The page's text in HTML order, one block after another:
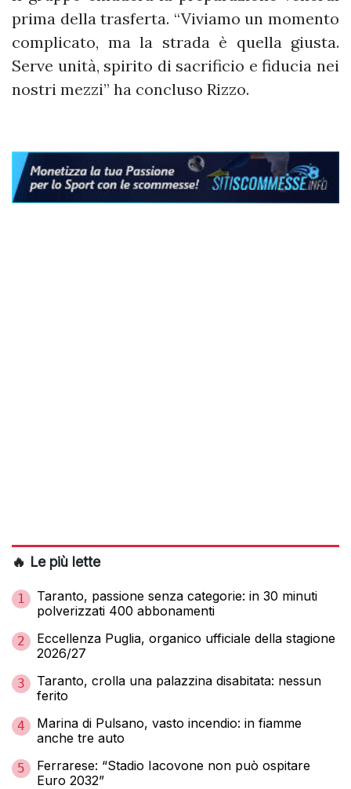
prima della trasferta. “Viviamo un momento
complicato, ma la strada è quella giusta.
Serve unità, spirito di sacrificio e fiducia nei
nostri mezzi” ha concluso Rizzo.
🔥 Le più lette
1
Taranto, passione senza categorie: in 30 minuti
polverizzati 400 abbonamenti
2
Eccellenza Puglia, organico ufficiale della stagione
2026/27
3
Taranto, crolla una palazzina disabitata: nessun
ferito
4
Marina di Pulsano, vasto incendio: in fiamme
anche tre auto
5
Ferrarese: “Stadio Iacovone non può ospitare
Euro 2032”